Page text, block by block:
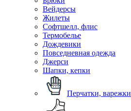
Вейдерсы
Жилеты
Софтшелл, флис
Термобелье
Дождевики
Повседневная одежда
Джерси
Шапки, кепки
Перчатки, варежки